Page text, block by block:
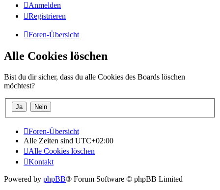
Anmelden
Registrieren
Foren-Übersicht
Alle Cookies löschen
Bist du dir sicher, dass du alle Cookies des Boards löschen
möchtest?
Foren-Übersicht
Alle Zeiten sind UTC+02:00
Alle Cookies löschen
Kontakt
Powered by phpBB® Forum Software © phpBB Limited